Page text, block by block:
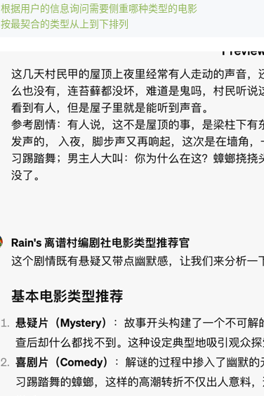
根据用户的信息询问需要侧重哪种类型的电影
按最契合的类型从上到下排列